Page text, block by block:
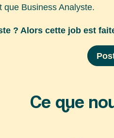
que Business Analyste.
? Alors cette job est
Ce que